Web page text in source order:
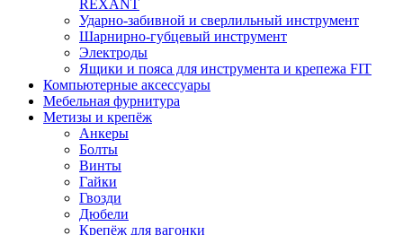
REXANT
Ударно-забивной и сверлильный инструмент
Шарнирно-губцевый инструмент
Электроды
Ящики и пояса для инструмента и крепежа FIT
Компьютерные аксессуары
Мебельная фурнитура
Метизы и крепёж
Анкеры
Болты
Винты
Гайки
Гвозди
Дюбели
Крепёж для вагонки